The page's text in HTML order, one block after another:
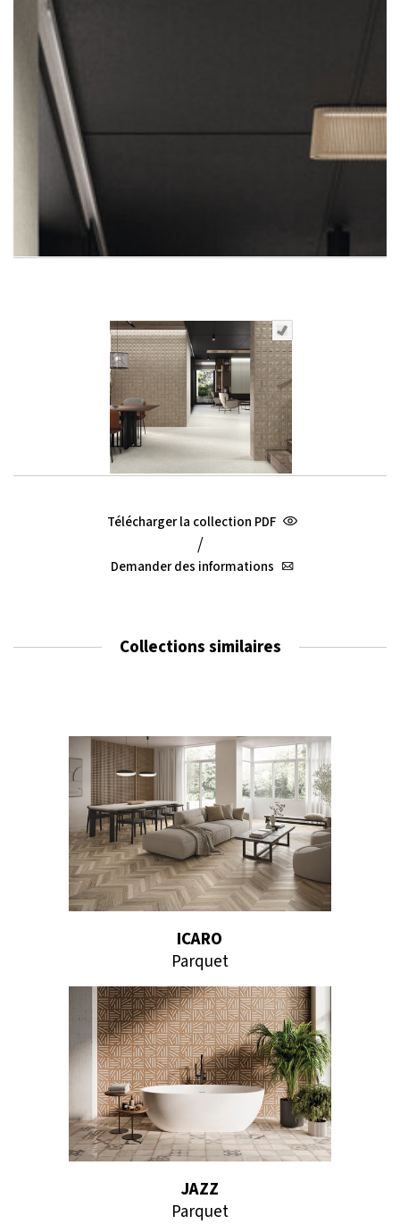
Télécharger la collection PDF
/
Demander des informations
Collections similaires
ICARO
Parquet
JAZZ
Parquet